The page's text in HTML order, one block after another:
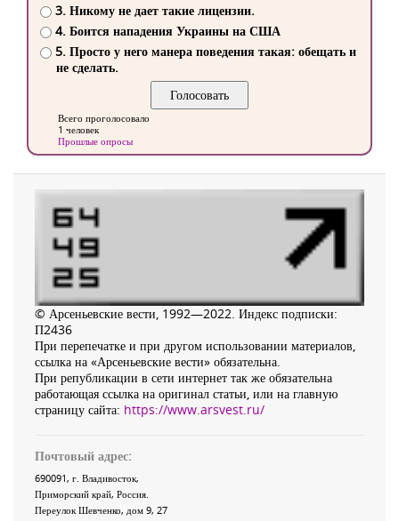
3. Никому не дает такие лицензии.
4. Боится нападения Украины на США
5. Просто у него манера поведения такая: обещать и
не сделать.
Всего проголосовало
1 человек
Прошлые опросы
© Арсеньевские вести, 1992—2022. Индекс подписки:
П2436
При перепечатке и при другом использовании материалов,
ссылка на «Арсеньевские вести» обязательна.
При републикации в сети интернет так же обязательна
работающая ссылка на оригинал статьи, или на главную
страницу сайта: https://www.arsvest.ru/
Почтовый адрес:
690091, г. Владивосток,
Приморский край, Россия
Переулок Шевченко, дом 9, 27